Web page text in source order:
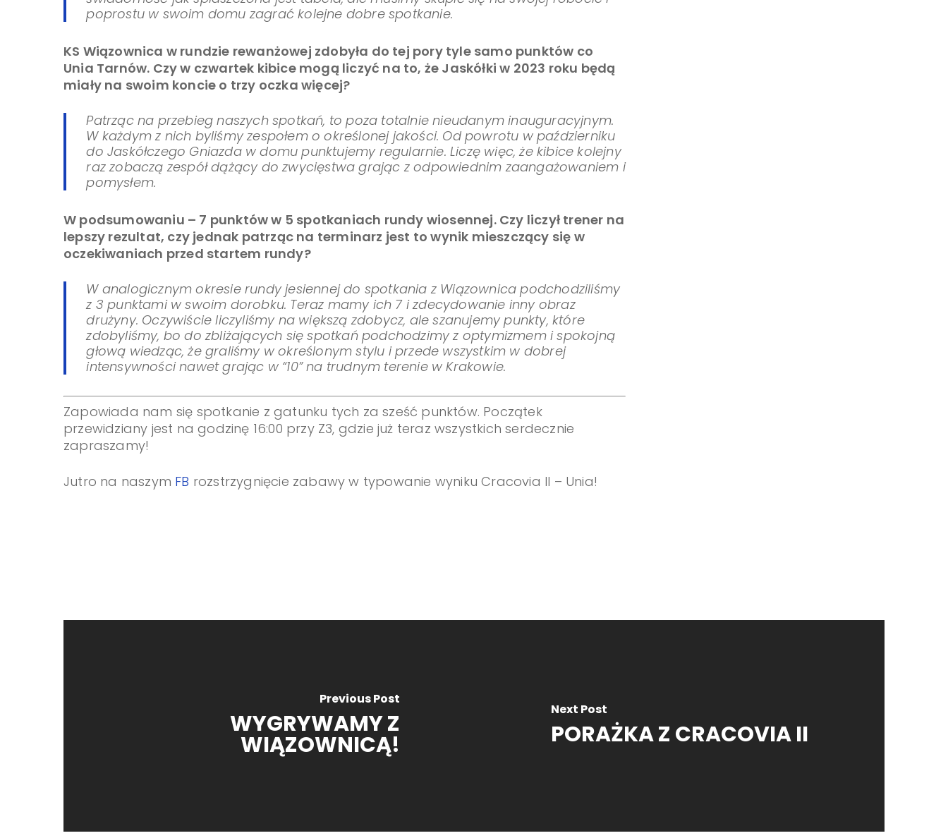
poprostu w swoim domu zagrać kolejne dobre spotkanie.
KS Wiązownica w rundzie rewanżowej zdobyła do tej pory tyle samo punktów co
Unia Tarnów. Czy w czwartek kibice mogą liczyć na to, że Jaskółki w 2023 roku będą
miały na swoim koncie o trzy oczka więcej?
Patrząc na przebieg naszych spotkań, to poza totalnie nieudanym inauguracyjnym.
W każdym z nich byliśmy zespołem o określonej jakości. Od powrotu w październiku
do Jaskółczego Gniazda w domu punktujemy regularnie. Liczę więc, że kibice kolejny
raz zobaczą zespół dążący do zwycięstwa grając z odpowiednim zaangażowaniem i
pomysłem.
W podsumowaniu – 7 punktów w 5 spotkaniach rundy wiosennej. Czy liczył trener na
lepszy rezultat, czy jednak patrząc na terminarz jest to wynik mieszczący się w
oczekiwaniach przed startem rundy?
W analogicznym okresie rundy jesiennej do spotkania z Wiązownica podchodziliśmy
z 3 punktami w swoim dorobku. Teraz mamy ich 7 i zdecydowanie inny obraz
drużyny. Oczywiście liczyliśmy na większą zdobycz, ale szanujemy punkty, które
zdobyliśmy, bo do zbliżających się spotkań podchodzimy z optymizmem i spokojną
głową wiedząc, że graliśmy w określonym stylu i przede wszystkim w dobrej
intensywności nawet grając w “10” na trudnym terenie w Krakowie.
Zapowiada nam się spotkanie z gatunku tych za sześć punktów. Początek
przewidziany jest na godzinę 16:00 przy Z3, gdzie już teraz wszystkich serdecznie
zapraszamy!
Jutro na naszym FB rozstrzygnięcie zabawy w typowanie wyniku Cracovia II – Unia!
Previous Post
WYGRYWAMY Z
WIĄZOWNICĄ!
Next Post
PORAŻKA Z CRACOVIA II